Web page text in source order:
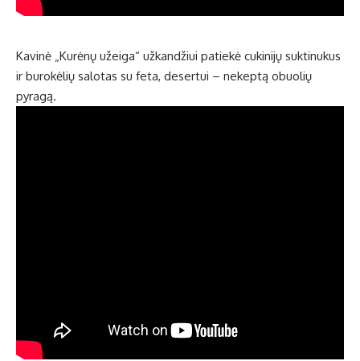
Kavinė „Kurėnų užeiga“ užkandžiui patiekė cukinijų suktinukus
ir burokėlių salotas su feta, desertui – nekeptą obuolių
pyragą.